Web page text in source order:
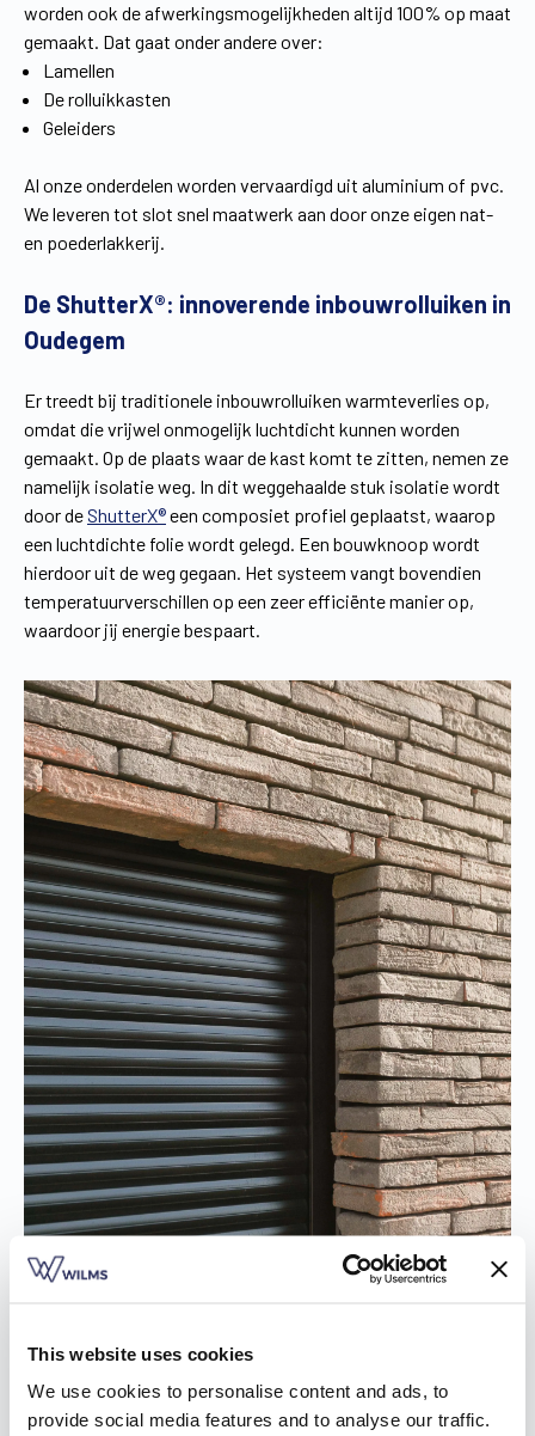
This website uses cookies
We use cookies to personalise content and ads, to
provide social media features and to analyse our traffic.
worden ook de afwerkingsmogelijkheden altijd 100% op maat
gemaakt. Dat gaat onder andere over:
Lamellen
De rolluikkasten
Geleiders
Al onze onderdelen worden vervaardigd uit aluminium of pvc.
We leveren tot slot snel maatwerk aan door onze eigen nat-
en poederlakkerij.
De ShutterX®: innoverende inbouwrolluiken in
Oudegem
Er treedt bij traditionele inbouwrolluiken warmteverlies op,
omdat die vrijwel onmogelijk luchtdicht kunnen worden
gemaakt. Op de plaats waar de kast komt te zitten, nemen ze
namelijk isolatie weg. In dit weggehaalde stuk isolatie wordt
door deShutterX®een composiet profiel geplaatst, waarop
een luchtdichte folie wordt gelegd. Een bouwknoop wordt
hierdoor uit de weg gegaan. Het systeem vangt bovendien
temperatuurverschillen op een zeer efficiënte manier op,
waardoor jij energie bespaart.